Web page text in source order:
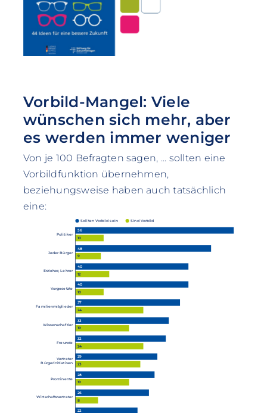
Vorbild-Mangel: Viele
wünschen sich mehr, aber
es werden immer weniger
Von je 100 Befragten sagen, ... sollten eine
Vorbildfunktion übernehmen,
beziehungsweise haben auch tatsächlich
eine:
Sollten Vorbild sein Sind Vorbild
Politiker
56
10
Jeder Bürger
48
9
Erzieher, Lehrer
40
12
Vorgesetzte
40
10
Familienmitglieder
37
24
Wissenschaftler
33
19
Freunde
32
24
Vertreter
Bürgerinitiativen
29
23
Prominente
28
19
Wirtschaftsvertreter
26
8
22